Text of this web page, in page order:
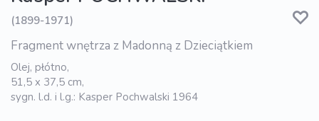
(1899-1971)
Fragment wnętrza z Madonną z Dzieciątkiem
Olej, płótno,
51,5 x 37,5 cm,
sygn. l.d. i l.g.: Kasper Pochwalski 1964